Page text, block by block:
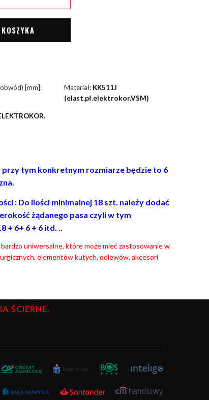
[mm]:
Materiał: KK511J
(elast.pł.elektrokor.VSM)
przy tym konkretnym rozmiarze będzie to 6
: Do ilości minimalnej 18 szt. należy dodać
żądanego pasa czyli w tym
+ 6+ 6 + 6 itd. ..
uniwersalne, które może mieć zastosowanie w
elementów kutych, odlewów, akcesori
ŚCIERNE.